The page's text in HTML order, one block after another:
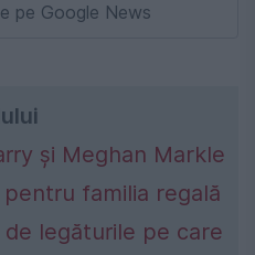
pe Google News
și Meghan Markle
familia regală
legăturile pe care